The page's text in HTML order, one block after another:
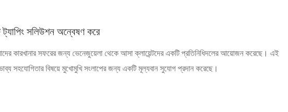
সলিউশন অন্বেষণ করে
কারখানার সফরের জন্য ভেনেজুয়েলা থেকে আসা ক্লায়েন্টদের একটি প্রতিনিধিদলের আয়োজন করেছে। এই
সহযোগিতার বিষয়ে মুখোমুখি সংলাপের জন্য একটি মূল্যবান সুযোগ প্রদান করেছে।